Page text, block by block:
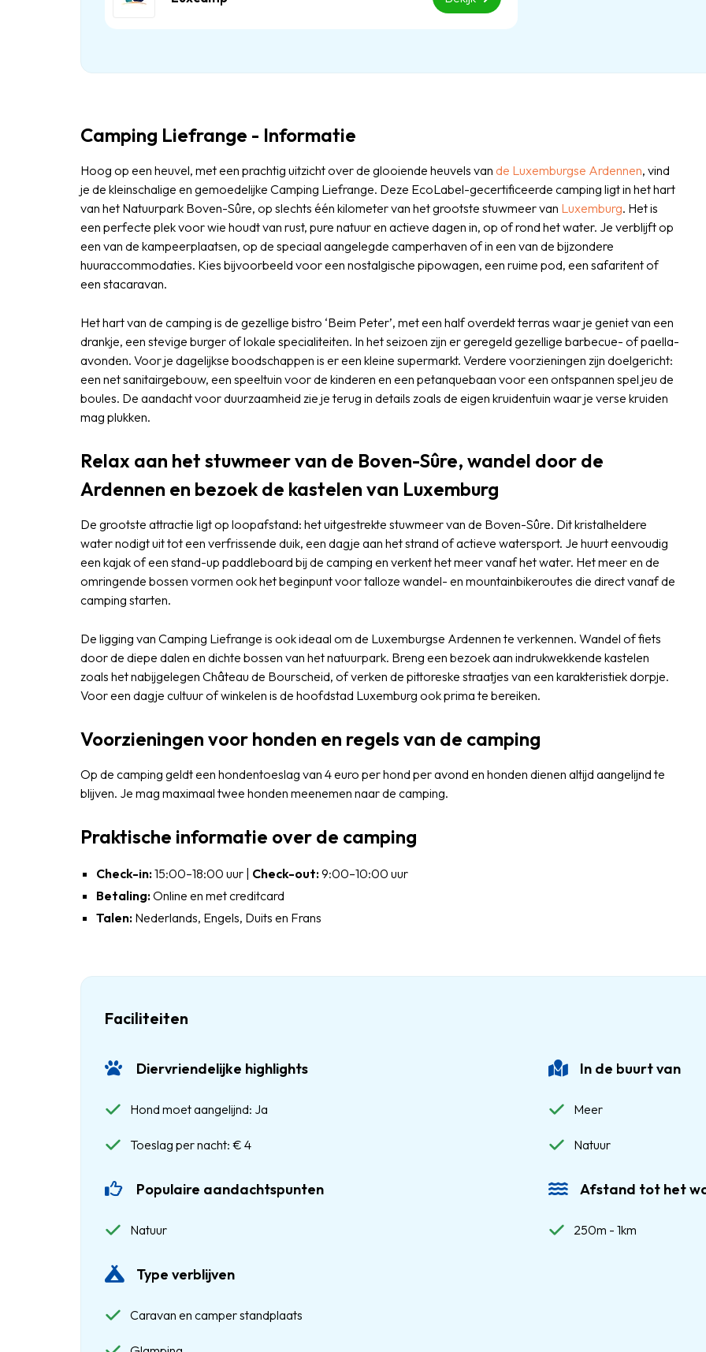
Camping Liefrange - Informatie
Hoog op een heuvel, met een prachtig uitzicht over de glooiende heuvels van de Luxemburgse Ardennen, vind
je de kleinschalige en gemoedelijke Camping Liefrange. Deze EcoLabel-gecertificeerde camping ligt in het hart
van het Natuurpark Boven-Sûre, op slechts één kilometer van het grootste stuwmeer van Luxemburg. Het is
een perfecte plek voor wie houdt van rust, pure natuur en actieve dagen in, op of rond het water. Je verblijft op
een van de kampeerplaatsen, op de speciaal aangelegde camperhaven of in een van de bijzondere
huuraccommodaties. Kies bijvoorbeeld voor een nostalgische pipowagen, een ruime pod, een safaritent of
een stacaravan.
Het hart van de camping is de gezellige bistro ‘Beim Peter’, met een half overdekt terras waar je geniet van een
drankje, een stevige burger of lokale specialiteiten. In het seizoen zijn er geregeld gezellige barbecue- of paella-
avonden. Voor je dagelijkse boodschappen is er een kleine supermarkt. Verdere voorzieningen zijn doelgericht:
een net sanitairgebouw, een speeltuin voor de kinderen en een petanquebaan voor een ontspannen spel jeu de
boules. De aandacht voor duurzaamheid zie je terug in details zoals de eigen kruidentuin waar je verse kruiden
mag plukken.
Relax aan het stuwmeer van de Boven-Sûre, wandel door de
Ardennen en bezoek de kastelen van Luxemburg
De grootste attractie ligt op loopafstand: het uitgestrekte stuwmeer van de Boven-Sûre. Dit kristalheldere
water nodigt uit tot een verfrissende duik, een dagje aan het strand of actieve watersport. Je huurt eenvoudig
een kajak of een stand-up paddleboard bij de camping en verkent het meer vanaf het water. Het meer en de
omringende bossen vormen ook het beginpunt voor talloze wandel- en mountainbikeroutes die direct vanaf de
camping starten.
De ligging van Camping Liefrange is ook ideaal om de Luxemburgse Ardennen te verkennen. Wandel of fiets
door de diepe dalen en dichte bossen van het natuurpark. Breng een bezoek aan indrukwekkende kastelen
zoals het nabijgelegen Château de Bourscheid, of verken de pittoreske straatjes van een karakteristiek dorpje.
Voor een dagje cultuur of winkelen is de hoofdstad Luxemburg ook prima te bereiken.
Voorzieningen voor honden en regels van de camping
Op de camping geldt een hondentoeslag van 4 euro per hond per avond en honden dienen altijd aangelijnd te
blijven. Je mag maximaal twee honden meenemen naar de camping.
Praktische informatie over de camping
Check-in:15:00–18:00 uur | Check-out:9:00–10:00 uur
Betaling:Online en met creditcard
Talen: Nederlands, Engels, Duits en Frans
Faciliteiten
Diervriendelijke highlights
Hond moet aangelijnd: Ja
Toeslag per nacht: € 4
Populaire aandachtspunten
Natuur
Type verblijven
Caravan en camper standplaats
In de buurt van
Meer
Natuur
Afstand tot het
250m - 1km